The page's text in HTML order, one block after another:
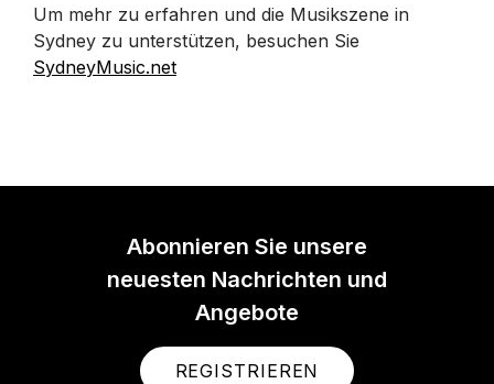
Um mehr zu erfahren und die Musikszene in
Sydney zu unterstützen, besuchen Sie
SydneyMusic.net
Abonnieren Sie unsere
neuesten Nachrichten und
Angebote
REGISTRIEREN